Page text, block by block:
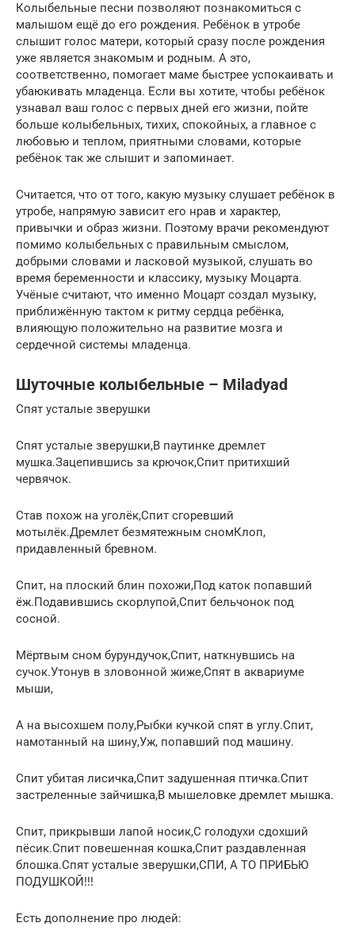
Колыбельные песни позволяют познакомиться с
малышом ещё до его рождения. Ребёнок в утробе
слышит голос матери, который сразу после рождения
уже является знакомым и родным. А это,
соответственно, помогает маме быстрее успокаивать и
убаюкивать младенца. Если вы хотите, чтобы ребёнок
узнавал ваш голос с первых дней его жизни, пойте
больше колыбельных, тихих, спокойных, а главное с
любовью и теплом, приятными словами, которые
ребёнок так же слышит и запоминает.
Считается, что от того, какую музыку слушает ребёнок в
утробе, напрямую зависит его нрав и характер,
привычки и образ жизни. Поэтому врачи рекомендуют
помимо колыбельных с правильным смыслом,
добрыми словами и ласковой музыкой, слушать во
время беременности и классику, музыку Моцарта.
Учёные считают, что именно Моцарт создал музыку,
приближённую тактом к ритму сердца ребёнка,
влияющую положительно на развитие мозга и
сердечной системы младенца.
Шуточные колыбельные – Miladyad
Спят усталые зверушки
Спят усталые зверушки,В паутинке дремлет
мушка.Зацепившись за крючок,Спит притихший
червячок.
Став похож на уголёк,Спит сгоревший
мотылёк.Дремлет безмятежным сномКлоп,
придавленный бревном.
Спит, на плоский блин похожи,Под каток попавший
ёж.Подавившись скорлупой,Спит бельчонок под
сосной.
Мёртвым сном бурундучок,Спит, наткнувшись на
сучок.Утонув в зловонной жиже,Спят в аквариуме
мыши,
А на высохшем полу,Рыбки кучкой спят в углу.Спит,
намотанный на шину,Уж, попавший под машину.
Спит убитая лисичка,Спит задушенная птичка.Спит
застреленные зайчишка,В мышеловке дремлет мышка.
Спит, прикрывши лапой носик,С голодухи сдохший
пёсик.Спит повешенная кошка,Спит раздавленная
блошка.Спят усталые зверушки,СПИ, А ТО ПРИБЬЮ
ПОДУШКОЙ!!!
Есть дополнение про людей: